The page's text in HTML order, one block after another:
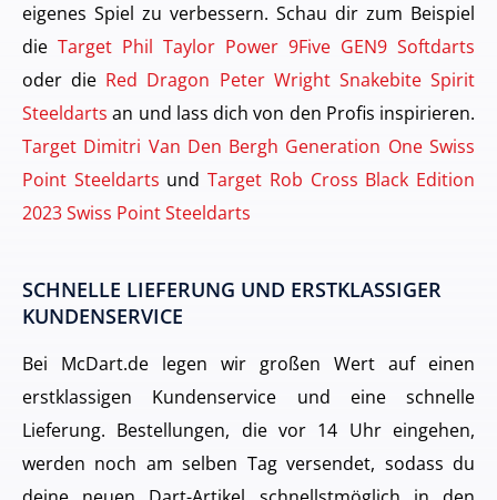
eigenes Spiel zu verbessern. Schau dir zum Beispiel
die Target Phil Taylor Power 9Five GEN9 Softdarts
oder die Red Dragon Peter Wright Snakebite Spirit
Steeldarts an und lass dich von den Profis inspirieren.
Target Dimitri Van Den Bergh Generation One Swiss
Point Steeldarts undTarget Rob Cross Black Edition
2023 Swiss Point Steeldarts
SCHNELLE LIEFERUNG UND ERSTKLASSIGER
KUNDENSERVICE
Bei McDart.de legen wir großen Wert auf einen
erstklassigen Kundenservice und eine schnelle
Lieferung. Bestellungen, die vor 14 Uhr eingehen,
werden noch am selben Tag versendet, sodass du